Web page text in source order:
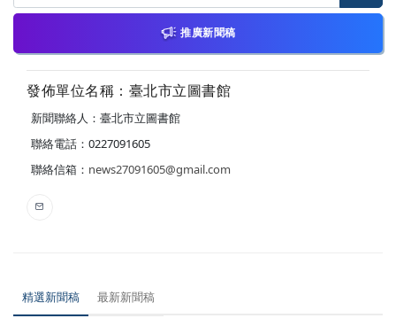
推廣新聞稿
發佈單位名稱：臺北市立圖書館
新聞聯絡人：臺北市立圖書館
聯絡電話：0227091605
聯絡信箱： news27091605@gmail.com
精選新聞稿 最新新聞稿